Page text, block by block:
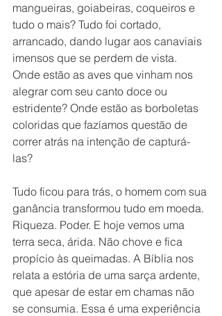
mangueiras, goiabeiras, coqueiros e
tudo o mais? Tudo foi cortado,
arrancado, dando lugar aos canaviais
imensos que se perdem de vista.
Onde estão as aves que vinham nos
alegrar com seu canto doce ou
estridente? Onde estão as borboletas
coloridas que fazíamos questão de
correr atrás na intenção de capturá-
las?
Tudo ficou para trás, o homem com sua
ganância transformou tudo em moeda.
Riqueza. Poder. E hoje vemos uma
terra seca, árida. Não chove e fica
propício às queimadas. A Bíblia nos
relata a estória de uma sarça ardente,
que apesar de estar em chamas não
se consumia. Essa é uma experiência